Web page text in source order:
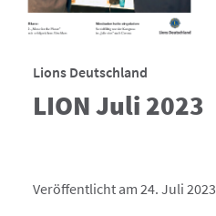
Lions Deutschland
LION Juli 2023
Veröffentlicht am 24. Juli 2023